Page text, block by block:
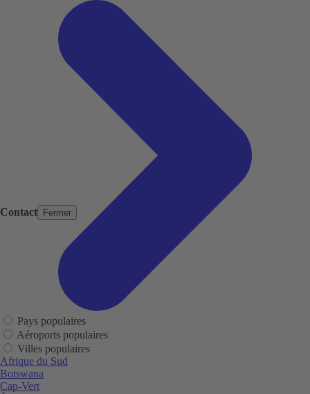
Contact Fermer
Pays populaires
Aéroports populaires
Villes populaires
Afrique du Sud
Botswana
Cap-Vert